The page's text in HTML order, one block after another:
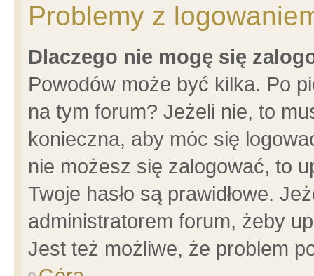
Problemy z
Dlaczego nie mogę się
Powodów może być kilka. Po
na tym forum? Jeżeli nie, to
konieczna, aby móc się
nie możesz się zalogować, to
Twoje hasło są prawidłowe.
administratorem forum, żeby
Jest też możliwe, że problem